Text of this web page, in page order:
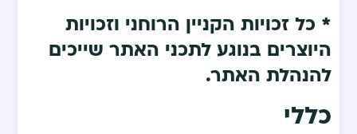
* כל זכויות הקניין הרוחני וזכויות
היוצרים בנוגע לתכני האתר שייכים
להנהלת האתר.
כללי